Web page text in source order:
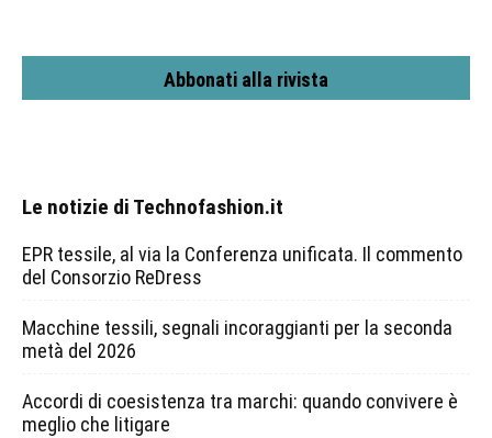
Abbonati alla rivista
Le notizie di Technofashion.it
EPR tessile, al via la Conferenza unificata. Il commento
del Consorzio ReDress
Macchine tessili, segnali incoraggianti per la seconda
metà del 2026
Accordi di coesistenza tra marchi: quando convivere è
meglio che litigare